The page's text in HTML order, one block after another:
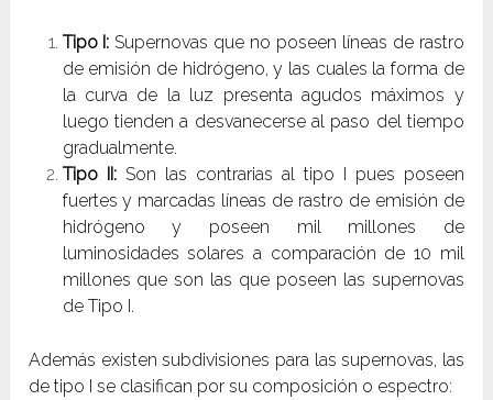
Tipo I: Supernovas que no poseen líneas de rastro
de emisión de hidrógeno, y las cuales la forma de
la curva de la luz presenta agudos máximos y
luego tienden a desvanecerse al paso del tiempo
gradualmente.
Tipo II:Son las contrarias al tipo I pues poseen
fuertes y marcadas líneas de rastro de emisión de
hidrógeno y poseen mil millones de
luminosidades solares a comparación de 10 mil
millones que son las que poseen las supernovas
de Tipo I.
Además existen subdivisiones para las supernovas, las
de tipo I se clasifican por su composición o espectro: